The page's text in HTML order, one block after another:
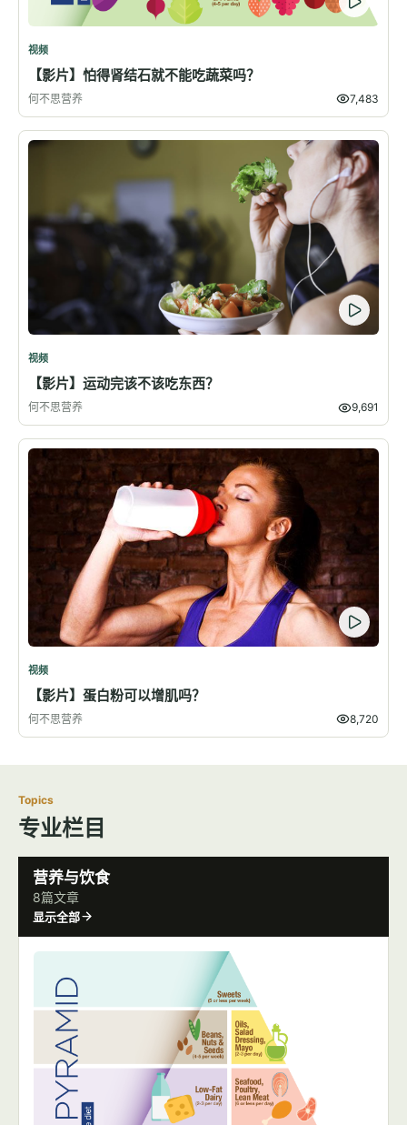
视频
【影片】怕得肾结石就不能吃蔬菜吗？
何不思营养 7,483
视频
【影片】运动完该不该吃东西？
何不思营养 9,691
视频
【影片】蛋白粉可以增肌吗？
何不思营养 8,720
Topics
专业栏目
营养与饮食
8篇文章
显示全部